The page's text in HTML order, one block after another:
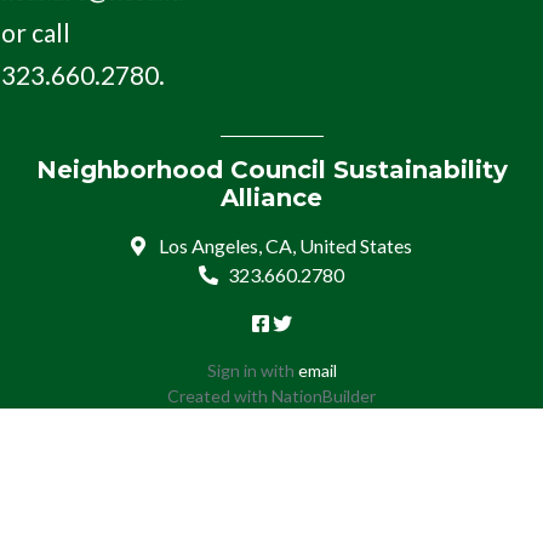
or call
323.660.2780.
Neighborhood Council Sustainability
Alliance
Los Angeles, CA, United States
323.660.2780
Sign in with email
Created with NationBuilder